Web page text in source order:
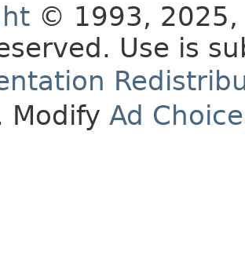
© 1993,
Use is
Modify Ad